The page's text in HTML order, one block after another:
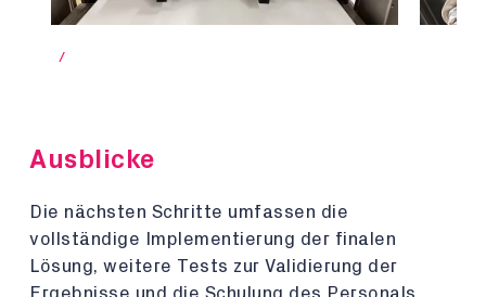
/
Ausblicke
Die nächsten Schritte umfassen die
vollständige Implementierung der finalen
Lösung, weitere Tests zur Validierung der
Ergebnisse und die Schulung des Personals.